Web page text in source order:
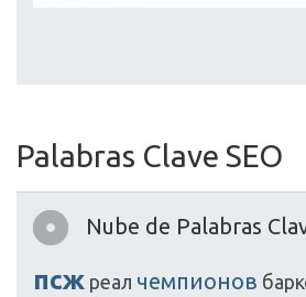
Palabras Clave SEO
Nube de Palabras
псж реал чемпионов